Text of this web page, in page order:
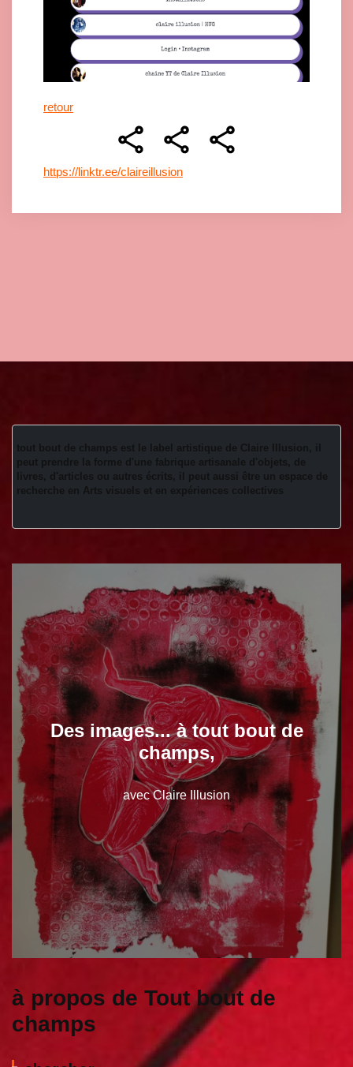
retour
https://linktr.ee/claireillusion
tout bout de champs est le label artistique de Claire Illusion, il
peut prendre la forme d'une fabrique artisanale d'objets, de
livres, d'articles ou autres écrits, il peut aussi être un espace de
recherche en Arts visuels et en expériences collectives
Des images... à tout bout de
champs,
avec Claire Illusion
à propos de Tout bout de
champs